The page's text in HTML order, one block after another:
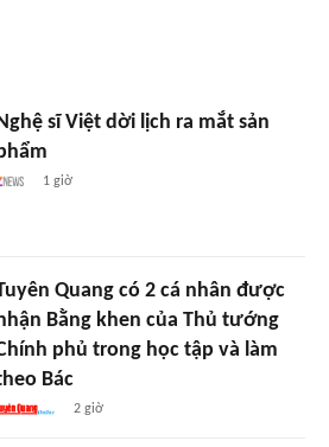
sĩ Việt dời lịch ra mắt sản
1 giờ
Quang có 2 cá nhân được
Bằng khen của Thủ tướng
phủ trong học tập và làm
Bác
2 giờ